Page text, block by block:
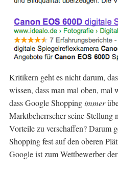
Kritikern geht es nicht darum,
wissen, dass man mal oben, mal
dass Google Shoppingimmer
Marktbeherrscher seine Stellung
Vorteile zu verschaffen? Darum
Shopping fest auf den oberen
Google ist zum Wettbewerber